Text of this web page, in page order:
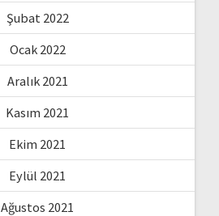
Şubat 2022
Ocak 2022
Aralık 2021
Kasım 2021
Ekim 2021
Eylül 2021
Ağustos 2021